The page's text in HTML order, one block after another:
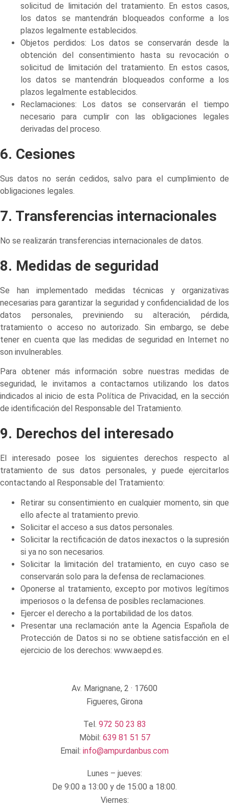
solicitud de limitación del tratamiento. En estos casos,
los datos se mantendrán bloqueados conforme a los
plazos legalmente establecidos.
Objetos perdidos: Los datos se conservarán desde la
obtención del consentimiento hasta su revocación o
solicitud de limitación del tratamiento. En estos casos,
los datos se mantendrán bloqueados conforme a los
plazos legalmente establecidos.
Reclamaciones: Los datos se conservarán el tiempo
necesario para cumplir con las obligaciones legales
derivadas del proceso.
6. Cesiones
Sus datos no serán cedidos, salvo para el cumplimiento de
obligaciones legales.
7. Transferencias internacionales
No se realizarán transferencias internacionales de datos.
8. Medidas de seguridad
Se han implementado medidas técnicas y organizativas
necesarias para garantizar la seguridad y confidencialidad de los
datos personales, previniendo su alteración, pérdida,
tratamiento o acceso no autorizado. Sin embargo, se debe
tener en cuenta que las medidas de seguridad en Internet no
son invulnerables.
Para obtener más información sobre nuestras medidas de
seguridad, le invitamos a contactarnos utilizando los datos
indicados al inicio de esta Política de Privacidad, en la sección
de identificación del Responsable del Tratamiento.
9. Derechos del interesado
El interesado posee los siguientes derechos respecto al
tratamiento de sus datos personales, y puede ejercitarlos
contactando al Responsable del Tratamiento:
Retirar su consentimiento en cualquier momento, sin que
ello afecte al tratamiento previo.
Solicitar el acceso a sus datos personales.
Solicitar la rectificación de datos inexactos o la supresión
si ya no son necesarios.
Solicitar la limitación del tratamiento, en cuyo caso se
conservarán solo para la defensa de reclamaciones.
Oponerse al tratamiento, excepto por motivos legítimos
imperiosos o la defensa de posibles reclamaciones.
Ejercer el derecho a la portabilidad de los datos.
Presentar una reclamación ante la Agencia Española de
Protección de Datos si no se obtiene satisfacción en el
ejercicio de los derechos: www.aepd.es.
Av. Marignane, 2 · 17600
Figueres, Girona
Tel. 972 50 23 83
Mòbil: 639 81 51 57
Email: info@ampurdanbus.com
Lunes – jueves:
De 9:00 a 13:00 y de 15:00 a 18:00.
Viernes: